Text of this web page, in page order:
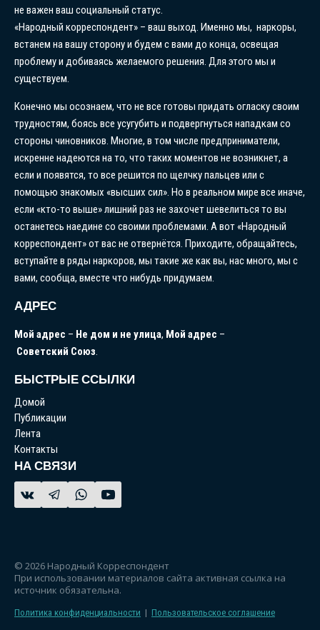
не важен ваш социальный статус.
«Народный корреспондент» – ваш выход. Именно мы, наркоры,
встанем на вашу сторону и будем с вами до конца, освещая
проблему и добиваясь желаемого решения. Для этого мы и
существуем.
Конечно мы осознаем, что не все готовы придать огласку своим
трудностям, боясь все усугубить и подвергнуться нападкам со
стороны чиновников. Многие, в том числе предприниматели,
искренне надеются на то, что таких моментов не возникнет, а
если и появятся, то все решится по щелчку пальцев или с
помощью знакомых «высших сил». Но в реальном мире все иначе,
если «кто-то выше» лишний раз не захочет шевелиться то вы
останетесь наедине со своими проблемами. А вот «Народный
корреспондент» от вас не отвернётся. Приходите, обращайтесь,
вступайте в ряды наркоров, мы такие же как вы, нас много, мы с
вами, сообща, вместе что нибудь придумаем.
АДРЕС
Мой адрес – Не дом и не улица, Мой адрес –
Советский Союз.
БЫСТРЫЕ ССЫЛКИ
Домой
Публикации
Лента
Контакты
НА СВЯЗИ
© 2026 Народный Корреспондент
При использовании материалов сайта активная ссылка на
источник обязательна.
Политика конфиденциальности | Пользовательское соглашение